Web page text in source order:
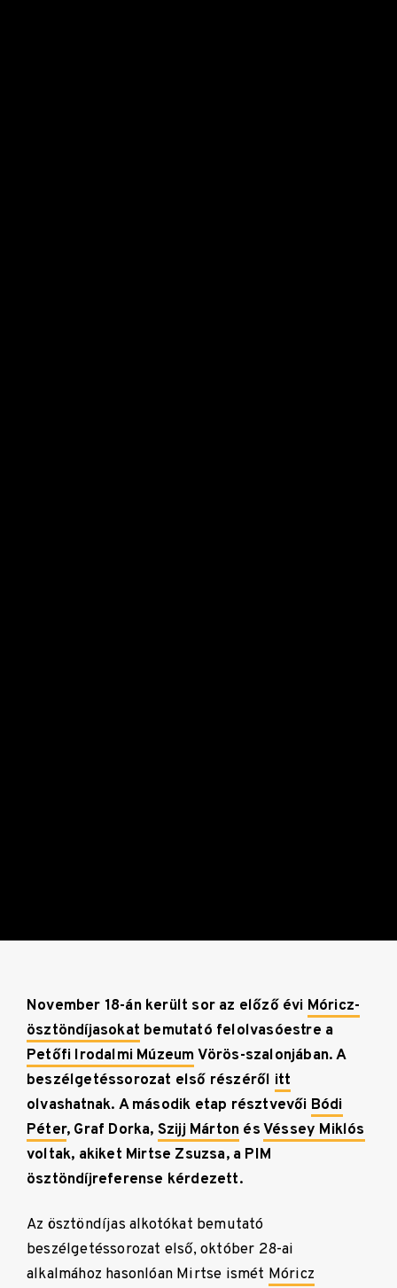
November 18-án került sor az előző évi Móricz-
ösztöndíjasokat bemutató felolvasóestre a
Petőfi Irodalmi MúzeumVörös-szalonjában. A
beszélgetéssorozat első részéről itt
olvashatnak. A második etap résztvevői Bódi
Péter, Graf Dorka, Szijj Márton ésVéssey Miklós
voltak, akiket Mirtse Zsuzsa, a PIM
ösztöndíjreferense kérdezett.
Az ösztöndíjas alkotókat bemutató
beszélgetéssorozat első, október 28-ai
alkalmához hasonlóan Mirtse ismét Móricz